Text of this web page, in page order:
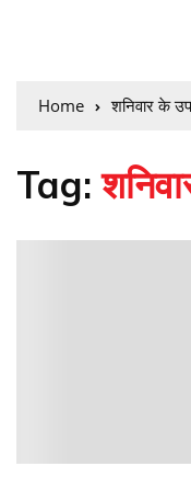
Home शनिवार के
Tag: